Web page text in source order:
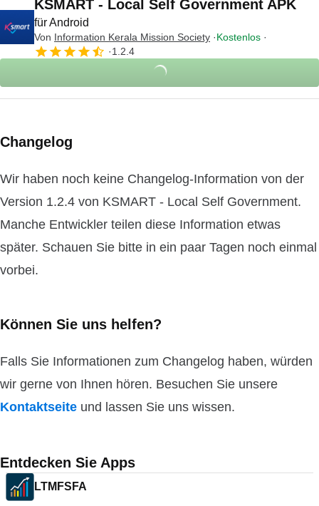
KSMART - Local Self Government APK
für Android
Von Information Kerala Mission Society
Kostenlos
1.2.4
Changelog
Wir haben noch keine Changelog-Information von der
Version 1.2.4 von KSMART - Local Self Government.
Manche Entwickler teilen diese Information etwas
später. Schauen Sie bitte in ein paar Tagen noch einmal
vorbei.
Können Sie uns helfen?
Falls Sie Informationen zum Changelog haben, würden
wir gerne von Ihnen hören. Besuchen Sie unsere
Kontaktseite und lassen Sie uns wissen.
Entdecken Sie Apps
LTMFSFA